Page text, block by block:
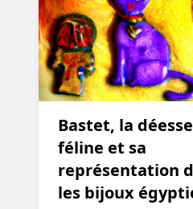
Bastet, la déesse
féline et sa
représentation
les bijoux